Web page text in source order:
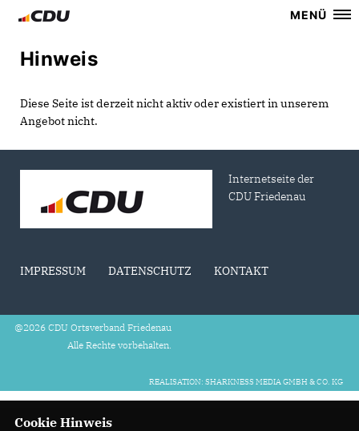
MENÜ
Hinweis
Diese Seite ist derzeit nicht aktiv oder existiert in unserem
Angebot nicht.
Internetseite der
CDU Friedenau
IMPRESSUM DATENSCHUTZ KONTAKT
@2026 CDU Ortsverband Friedenau
Alle Rechte vorbehalten.
REALISATION: SHARKNESS MEDIA GMBH & CO. KG
Cookie Hinweis